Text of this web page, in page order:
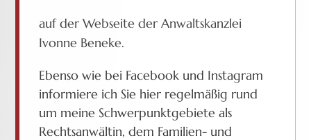
auf der Webseite der Anwaltskanzlei
Ivonne Beneke.
Ebenso wie bei Facebook und Instagram
informiere ich Sie hier regelmäßig rund
um meine Schwerpunktgebiete als
Rechtsanwältin, dem Familien- und